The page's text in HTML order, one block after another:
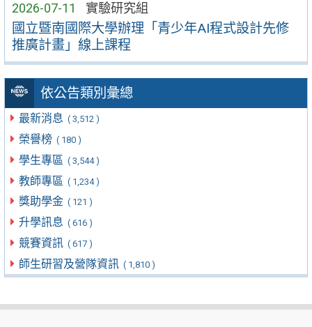
2026-07-11 實驗研究組
國立暨南國際大學辦理「青少年AI程式設計先修
推廣計畫」線上課程
依公告類別彙總
最新消息 ( 3,512 )
榮譽榜 ( 180 )
學生專區 ( 3,544 )
教師專區 ( 1,234 )
獎助學金 ( 121 )
升學訊息 ( 616 )
競賽資訊 ( 617 )
師生研習及營隊資訊 ( 1,810 )